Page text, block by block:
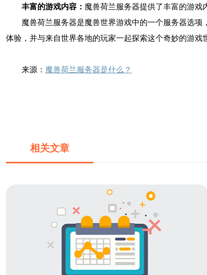
丰富的游戏内容： 魔兽荷兰服务器提供了丰富的游戏
魔兽荷兰服务器是魔兽世界游戏中的一个服务器选
体验，并与来自世界各地的玩家一起探索这个奇妙的游戏
来源： 魔兽荷兰服务器是什么？
相关文章